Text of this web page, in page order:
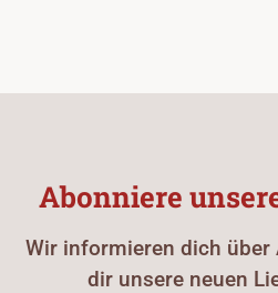
Abonniere
Wir informieren dich über
dir unsere neuen